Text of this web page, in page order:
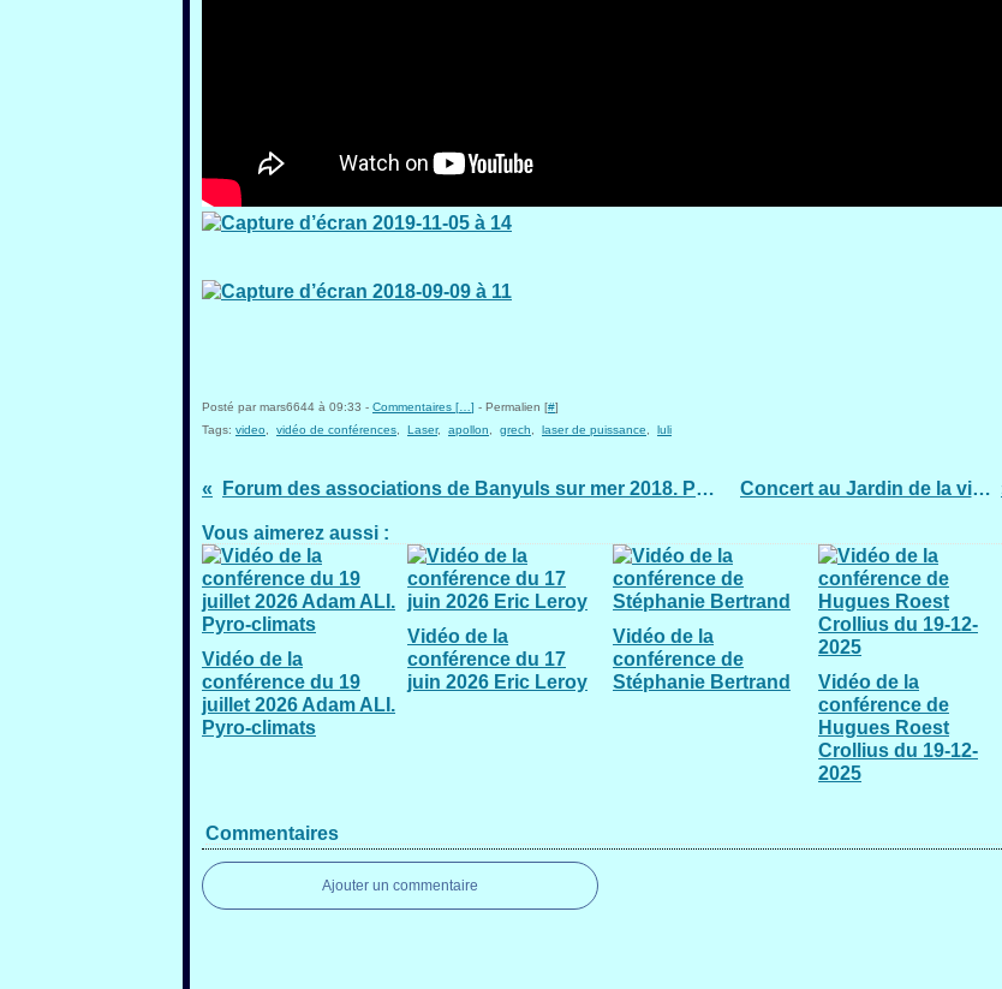
Posté par mars6644 à 09:33 - Commentaires [ ] - Permalien [#]
Tags: video vidéo de conférences Laser, apollon grech laser de puissance luli
Forum des associations de Banyuls sur mer 2018. Participation de notre association "Les amis du laboratoire Arago" Concert au Jardin de la villa Wintrebert le 22 septembre 2018
Vous aimerez aussi :
Vidéo de la
conférence du 19
juillet 2026 Adam ALI.
Pyro-climats
Vidéo de la
conférence du 17
juin 2026 Eric Leroy
Vidéo de la
conférence de
Stéphanie Bertrand
Vidéo de la
conférence de
Hugues Roest
Crollius du 19-12-
2025
Commentaires
Ajouter un commentaire